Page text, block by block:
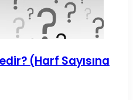
(Harf Sayısına